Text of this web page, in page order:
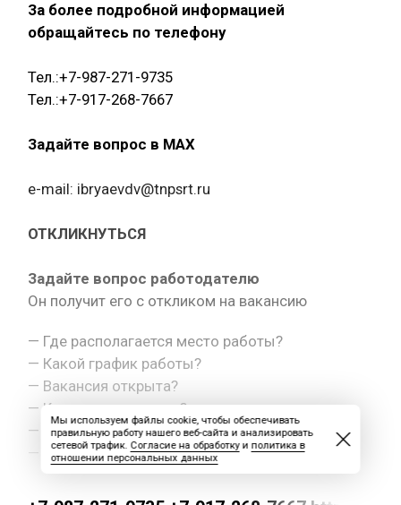
За более подробной информацией
обращайтесь по телефону
Тел.:+7-987-271-9735
Тел.:+7-917-268-7667
Задайте вопрос в MAX
e-mail: ibryaevdv@tnpsrt.ru
ОТКЛИКНУТЬСЯ
Задайте вопрос работодателю
Он получит его с откликом на вакансию
— Где располагается место работы?
— Какой график работы?
— Вакансия открыта?
— Какая оплата труда?
— Как с вами связаться?
— Другой вопрос.
Мы используем файлы cookie, чтобы обеспечивать
правильную работу нашего веб-сайта и анализировать
сетевой трафик. Согласие на обработкуи политика в
отношении персональных данных